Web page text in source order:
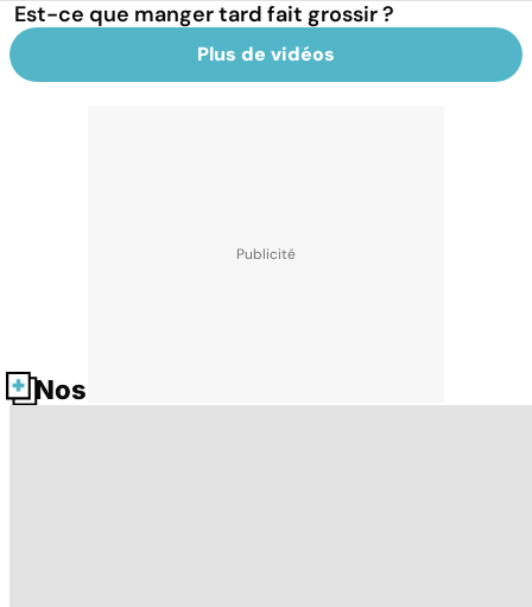
Est-ce que manger tard fait grossir ?
Plus de vidéos
Nos fiches santé